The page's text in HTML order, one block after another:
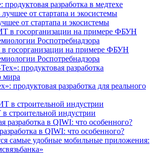
продуктовая разработка в медтехе
от стартапа и экосистемы
госорганизации на примере ФБУН
Роспотребнадзора
продуктовая разработка для реального
строительной индустрии
в QIWI: что особенного?